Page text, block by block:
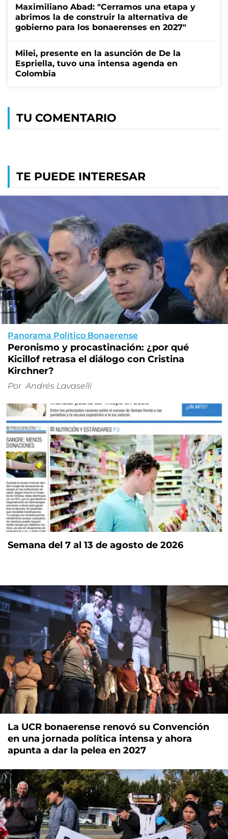
Maximiliano Abad: "Cerramos una etapa y
abrimos la de construir la alternativa de
gobierno para los bonaerenses en 2027"
Milei, presente en la asunción de De la
Espriella, tuvo una intensa agenda en
Colombia
TU COMENTARIO
TE PUEDE INTERESAR
Panorama Político Bonaerense
Peronismo y procastinación: ¿por qué
Kicillof retrasa el diálogo con Cristina
Kirchner?
Por Andrés Lavaselli
Semana del 7 al 13 de agosto de 2026
La UCR bonaerense renovó su Convención
en una jornada política intensa y ahora
apunta a dar la pelea en 2027